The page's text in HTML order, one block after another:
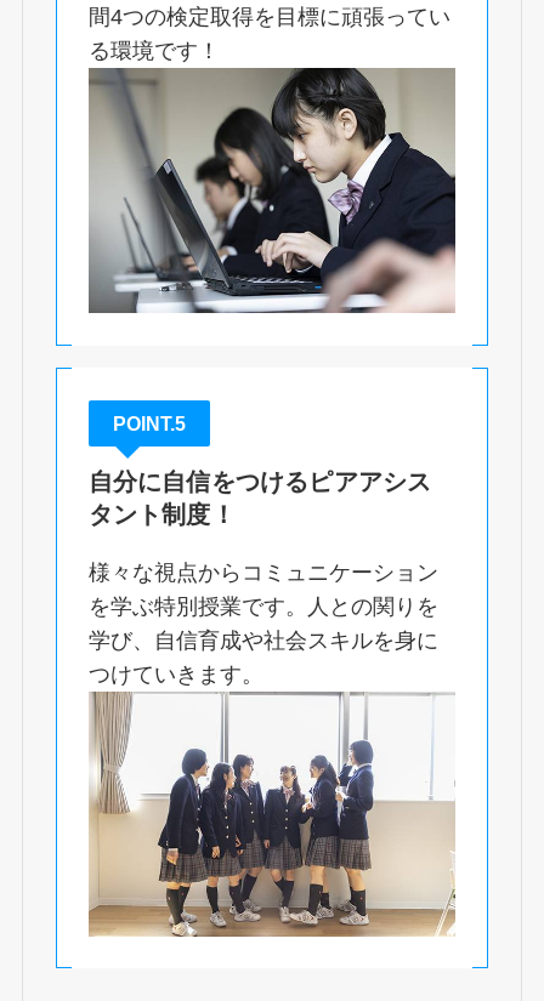
間4つの検定取得を目標に頑張ってい
る環境です！
POINT.5
自分に自信をつけるピアアシス
タント制度！
様々な視点からコミュニケーション
を学ぶ特別授業です。人との関りを
学び、自信育成や社会スキルを身に
つけていきます。